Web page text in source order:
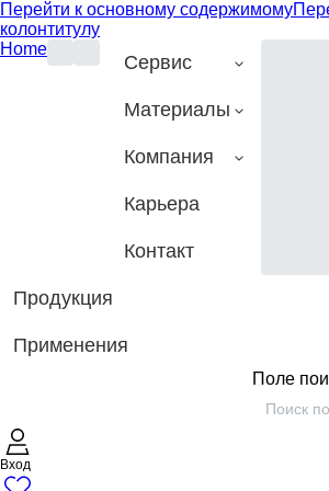
Перейти к основному содержимому
колонтитулу
Home
Сервис
Материалы
Компания
Карьера
Контакт
Продукция
Применения
Поле
Вход